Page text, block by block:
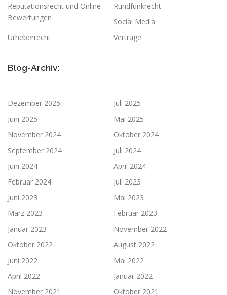
Reputationsrecht und Online-
Bewertungen
Rundfunkrecht
Social Media
Urheberrecht
Verträge
Blog-Archiv:
Dezember 2025
Juli 2025
Juni 2025
Mai 2025
November 2024
Oktober 2024
September 2024
Juli 2024
Juni 2024
April 2024
Februar 2024
Juli 2023
Juni 2023
Mai 2023
März 2023
Februar 2023
Januar 2023
November 2022
Oktober 2022
August 2022
Juni 2022
Mai 2022
April 2022
Januar 2022
November 2021
Oktober 2021